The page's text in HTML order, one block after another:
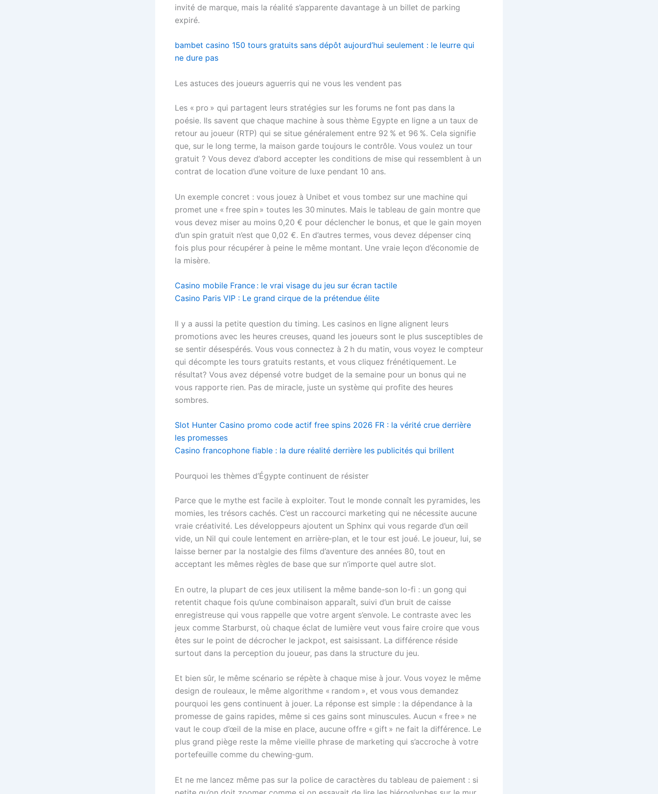
invité de marque, mais la réalité s’apparente davantage à un billet de parking
expiré.
bambet casino 150 tours gratuits sans dépôt aujourd’hui seulement : le leurre qui
ne dure pas
Les astuces des joueurs aguerris qui ne vous les vendent pas
Les « pro » qui partagent leurs stratégies sur les forums ne font pas dans la
poésie. Ils savent que chaque machine à sous thème Egypte en ligne a un taux de
retour au joueur (RTP) qui se situe généralement entre 92 % et 96 %. Cela signifie
que, sur le long terme, la maison garde toujours le contrôle. Vous voulez un tour
gratuit ? Vous devez d’abord accepter les conditions de mise qui ressemblent à un
contrat de location d’une voiture de luxe pendant 10 ans.
Un exemple concret : vous jouez à Unibet et vous tombez sur une machine qui
promet une « free spin » toutes les 30 minutes. Mais le tableau de gain montre que
vous devez miser au moins 0,20 € pour déclencher le bonus, et que le gain moyen
d’un spin gratuit n’est que 0,02 €. En d’autres termes, vous devez dépenser cinq
fois plus pour récupérer à peine le même montant. Une vraie leçon d’économie de
la misère.
Casino mobile France : le vrai visage du jeu sur écran tactile
Casino Paris VIP : Le grand cirque de la prétendue élite
Il y a aussi la petite question du timing. Les casinos en ligne alignent leurs
promotions avec les heures creuses, quand les joueurs sont le plus susceptibles de
se sentir désespérés. Vous vous connectez à 2 h du matin, vous voyez le compteur
qui décompte les tours gratuits restants, et vous cliquez frénétiquement. Le
résultat? Vous avez dépensé votre budget de la semaine pour un bonus qui ne
vous rapporte rien. Pas de miracle, juste un système qui profite des heures
sombres.
Slot Hunter Casino promo code actif free spins 2026 FR : la vérité crue derrière
les promesses
Casino francophone fiable : la dure réalité derrière les publicités qui brillent
Pourquoi les thèmes d’Égypte continuent de résister
Parce que le mythe est facile à exploiter. Tout le monde connaît les pyramides, les
momies, les trésors cachés. C’est un raccourci marketing qui ne nécessite aucune
vraie créativité. Les développeurs ajoutent un Sphinx qui vous regarde d’un œil
vide, un Nil qui coule lentement en arrière‑plan, et le tour est joué. Le joueur, lui, se
laisse berner par la nostalgie des films d’aventure des années 80, tout en
acceptant les mêmes règles de base que sur n’importe quel autre slot.
En outre, la plupart de ces jeux utilisent la même bande-son lo-fi : un gong qui
retentit chaque fois qu’une combinaison apparaît, suivi d’un bruit de caisse
enregistreuse qui vous rappelle que votre argent s’envole. Le contraste avec les
jeux comme Starburst, où chaque éclat de lumière veut vous faire croire que vous
êtes sur le point de décrocher le jackpot, est saisissant. La différence réside
surtout dans la perception du joueur, pas dans la structure du jeu.
Et bien sûr, le même scénario se répète à chaque mise à jour. Vous voyez le même
design de rouleaux, le même algorithme « random », et vous vous demandez
pourquoi les gens continuent à jouer. La réponse est simple : la dépendance à la
promesse de gains rapides, même si ces gains sont minuscules. Aucun « free » ne
vaut le coup d’œil de la mise en place, aucune offre « gift » ne fait la différence. Le
plus grand piège reste la même vieille phrase de marketing qui s’accroche à votre
portefeuille comme du chewing‑gum.
Et ne me lancez même pas sur la police de caractères du tableau de paiement : si